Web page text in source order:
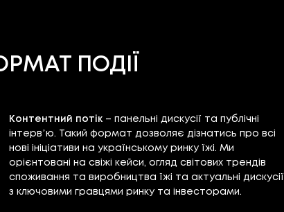
ПОДІЇ
Контентний потік – панельні дискусії та публічні
інтервʼю. Такий формат дозволяє дізнатись про всі
нові ініціативи на українському ринку їжі. Ми
орієнтовані на свіжі кейси, огляд світових трендів
споживання та виробництва їжі та актуальні дискусії
з ключовими гравцями ринку та інвесторами.​